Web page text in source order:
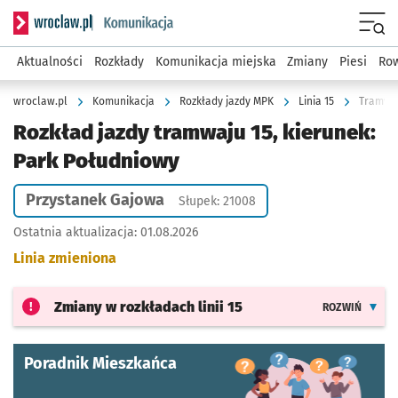
Serwis informacyjny wroclaw.pl podserwis: Komunikacja
Aktualności Rozkłady Komunikacja miejska Zmiany Piesi
wroclaw.pl Komunikacja Rozkłady jazdy MPK Linia 15
Rozkład jazdy tramwaju 15, kierunek:
Park Południowy
Przystanek Gajowa Słupek: 21008
Ostatnia aktualizacja: 01.08.2026
Linia zmieniona
Zmiany w rozkładach linii 15 ROZWIŃ
Poradnik Mieszkańca